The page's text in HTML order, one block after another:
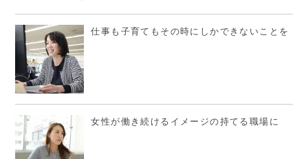
仕事も子育てもその時にしかできないことを
女性が働き続けるイメージの持てる職場に